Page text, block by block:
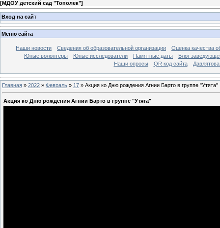
[МДОУ детский сад "Тополек"]
Вход на сайт
Меню сайта
Наши новости Сведения об образовательной организации
Оценка качества
Юные волонтеры
Юные исследователи Памятные даты
Блог
Наши опросы
QR код сайта
Главная » 2022 » Февраль » 17 » Акция ко Дню рождения Агнии Барто в группе "Утята"
Акция ко Дню рождения Агнии Барто в группе "Утята"